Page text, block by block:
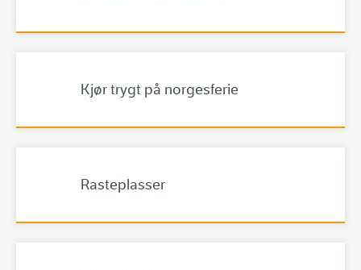
Kjør trygt på norgesferie
Rasteplasser